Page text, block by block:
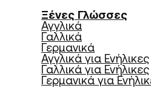
Ξένες Γλώσσες
Αγγλικά
Γαλλικά
Γερμανικά
Αγγλικά για Ενήλικες
Γαλλικά για Ενήλικες
Γερμανικά για